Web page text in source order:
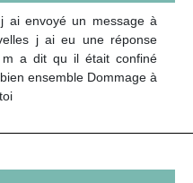
ai envoyé un message à
j ai eu une réponse
a dit qu il était confiné
ensemble Dommage à